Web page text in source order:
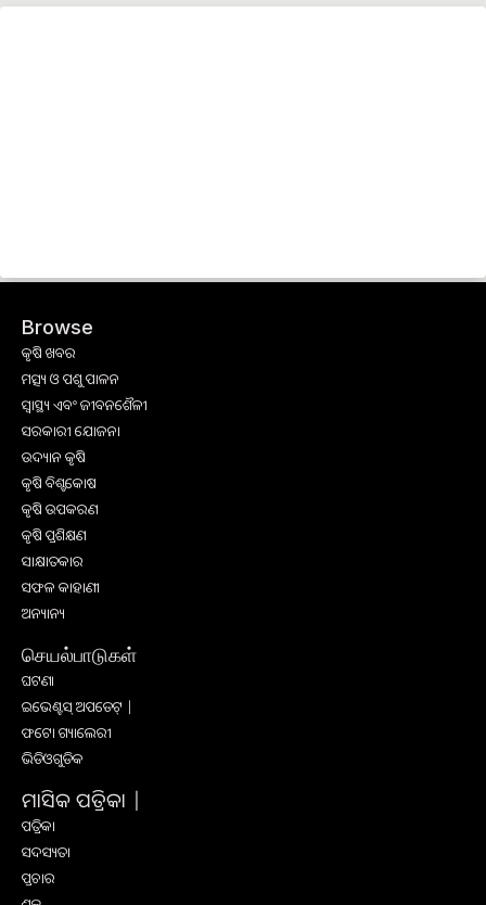
Browse
କୃଷି ଖବର
ମତ୍ସ୍ୟ ଓ ପଶୁ ପାଳନ
ସ୍ୱାସ୍ଥ୍ୟ ଏବଂ ଜୀବନଶୈଳୀ
ସରକାରୀ ଯୋଜନା
ଉଦ୍ୟାନ କୃଷି
କୃଷି ବିଶ୍ବକୋଷ
କୃଷି ଉପକରଣ
କୃଷି ପ୍ରଶିକ୍ଷଣ
ସାକ୍ଷାତକାର
ସଫଳ କାହାଣୀ
ଅନ୍ୟାନ୍ୟ
செயல்பாடுகள்
ଘଟଣା
ଇଭେଣ୍ଟସ୍ ଅପଡେଟ୍ |
ଫଟୋ ଗ୍ୟାଲେରୀ
ଭିଡିଓଗୁଡିକ
ମାସିକ ପତ୍ରିକା |
ପତ୍ରିକା
ସଦସ୍ୟତା
ପ୍ରଚାର